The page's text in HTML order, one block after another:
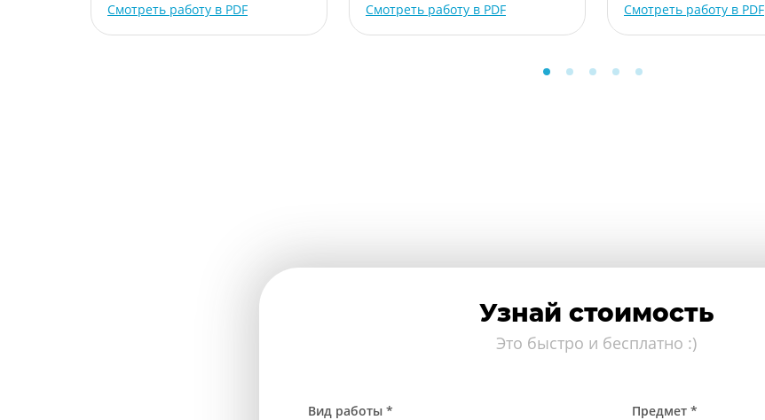
Смотреть работу в PDF Смотреть работу в PDF Смотреть работу в PDF
Узнай стоимость
Это быстро и бесплатно :)
Вид работы * Предмет *